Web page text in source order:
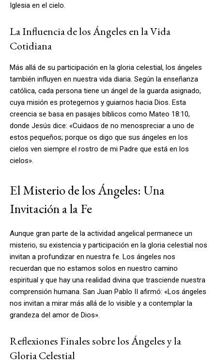
Iglesia en el cielo.
La Influencia de los Ángeles en la Vida
Cotidiana
Más allá de su participación en la gloria celestial, los ángeles
también influyen en nuestra vida diaria. Según la enseñanza
católica, cada persona tiene un ángel de la guarda asignado,
cuya misión es protegernos y guiarnos hacia Dios. Esta
creencia se basa en pasajes bíblicos como Mateo 18:10,
donde Jesús dice: «Cuidaos de no menospreciar a uno de
estos pequeños; porque os digo que sus ángeles en los
cielos ven siempre el rostro de mi Padre que está en los
cielos».
El Misterio de los Ángeles: Una
Invitación a la Fe
Aunque gran parte de la actividad angelical permanece un
misterio, su existencia y participación en la gloria celestial nos
invitan a profundizar en nuestra fe. Los ángeles nos
recuerdan que no estamos solos en nuestro camino
espiritual y que hay una realidad divina que trasciende nuestra
comprensión humana. San Juan Pablo II afirmó: «Los ángeles
nos invitan a mirar más allá de lo visible y a contemplar la
grandeza del amor de Dios».
Reflexiones Finales sobre los Ángeles y la
Gloria Celestial